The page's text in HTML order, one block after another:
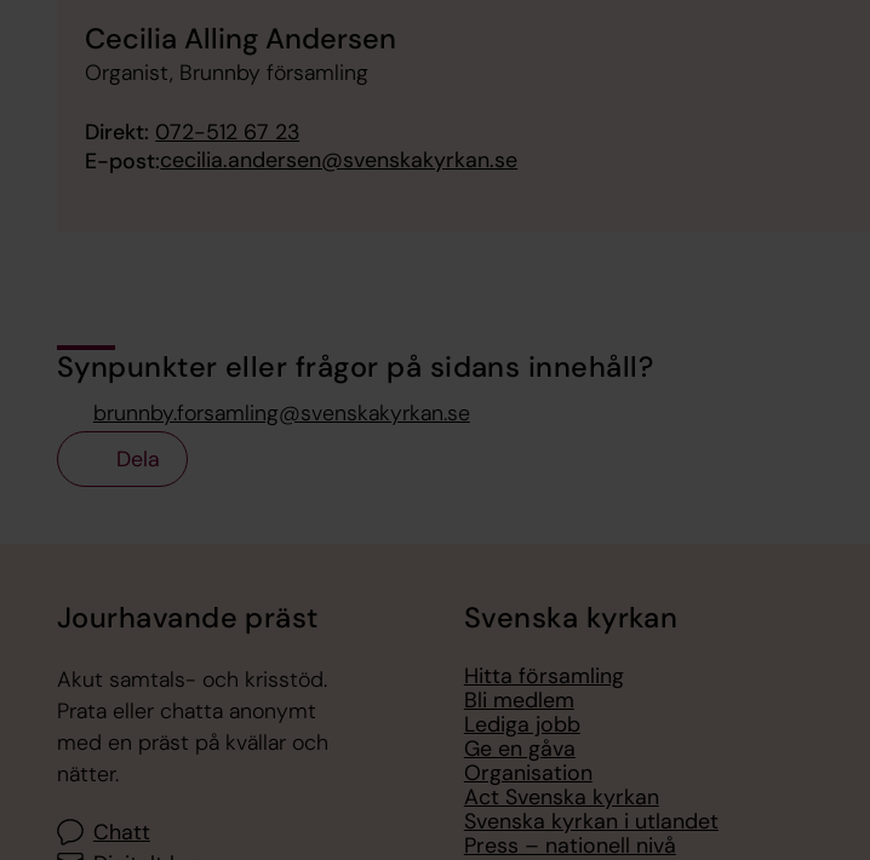
Cecilia Alling Andersen
Organist, Brunnby församling
Direkt: 072-512 67 23
E-post:cecilia.andersen@svenskakyrkan.se
Synpunkter eller frågor på sidans innehåll?
brunnby.forsamling@svenskakyrkan.se
Dela
Jourhavande präst
Akut samtals- och krisstöd.
Prata eller chatta anonymt
med en präst på kvällar och
nätter.
Chatt
Svenska kyrkan
Hitta församling
Bli medlem
Lediga jobb
Ge en gåva
Organisation
Act Svenska kyrkan
Svenska kyrkan i utlandet
Press – nationell nivå